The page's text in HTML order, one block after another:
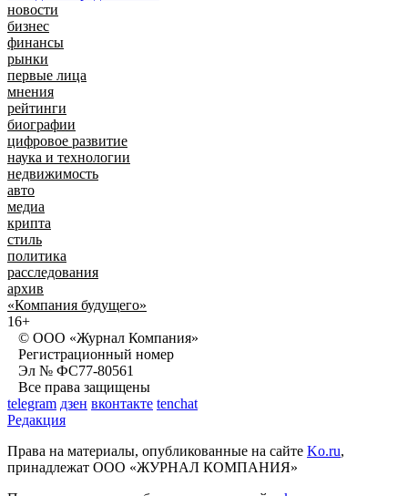
новости
бизнес
финансы
рынки
первые лица
мнения
рейтинги
биографии
цифровое развитие
наука и технологии
недвижимость
авто
медиа
крипта
стиль
политика
расследования
архив
«Компания будущего»
16+
© ООО «Журнал Компания»
Регистрационный номер
Эл № ФС77-80561
Все права защищены
telegram дзен вконтакте tenchat
Редакция
Права на материалы, опубликованные на сайте Ko.ru,
принадлежат ООО «ЖУРНАЛ КОМПАНИЯ»